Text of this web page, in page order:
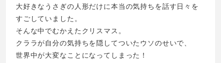
大好きなうさぎの人形だけに本当の気持ちを話す日々を
すごしていました。
そんな中でむかえたクリスマス。
クララが自分の気持ちを隠してついたウソのせいで、
世界中が大変なことになってしまった！